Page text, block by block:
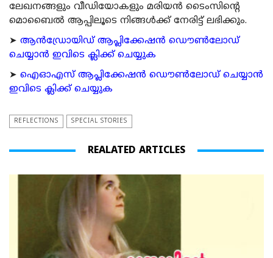
ലേഖനങ്ങളും വീഡിയോകളും മരിയന്‍ ടൈംസിന്റെ
മൊബൈല്‍ ആപ്പിലൂടെ നിങ്ങള്‍ക്ക് നേരിട്ട് ലഭിക്കും.
➤ ആന്‍ഡ്രോയിഡ് ആപ്ലിക്കേഷന്‍ ഡൌണ്‍ലോഡ്
ചെയ്യാന്‍ ഇവിടെ ക്ലിക്ക് ചെയ്യുക
➤ ഐഓഎസ് ആപ്ലിക്കേഷന്‍ ഡൌണ്‍ലോഡ് ചെയ്യാന്‍
ഇവിടെ ക്ലിക്ക് ചെയ്യുക
REFLECTIONS SPECIAL STORIES
REALATED ARTICLES